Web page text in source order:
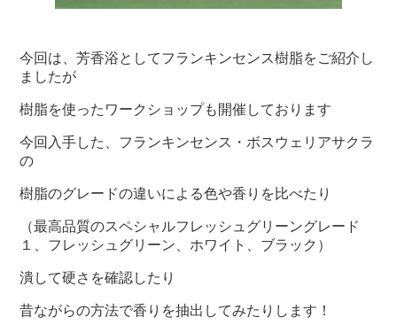
今回は、芳香浴としてフランキンセンス樹脂をご紹介し
ましたが
樹脂を使ったワークショップも開催しております
今回入手した、フランキンセンス・ボスウェリアサクラ
の
樹脂のグレードの違いによる色や香りを比べたり
（最高品質のスペシャルフレッシュグリーングレード
１、フレッシュグリーン、ホワイト、ブラック）
潰して硬さを確認したり
昔ながらの方法で香りを抽出してみたりします！